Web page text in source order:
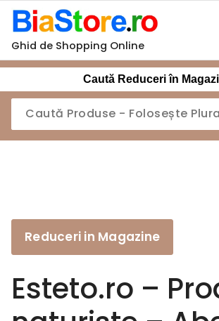
Sari
conținut
Ghid de Shopping Online
Caută Reduceri în
Reduceri in Magazine
Esteto.ro –